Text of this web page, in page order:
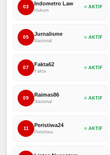
03
Indometro Law
Hukum
AKTIF
05
Jurnalisme
Nasional
AKTIF
07
Fakta62
Fakta
AKTIF
09
Raimas86
Nasional
AKTIF
11
Peristiwa24
Peristiwa
AKTIF